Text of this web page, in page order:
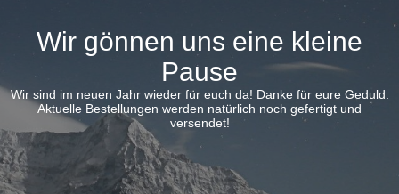
Wir gönnen uns eine kleine
Pause
Wir sind im neuen Jahr wieder für euch da! Danke für eure Geduld.
Aktuelle Bestellungen werden natürlich noch gefertigt und
versendet!